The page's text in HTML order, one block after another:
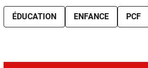
ÉDUCATION ENFANCE PCF